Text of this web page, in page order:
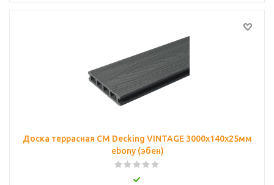
Доска террасная CM Decking VINTAGE 3000х140х25мм
ebony (эбен)